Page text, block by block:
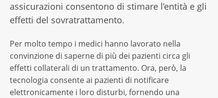
assicurazioni consentono di stimare l’entità e gli
effetti del sovratrattamento.
Per molto tempo i medici hanno lavorato nella
convinzione di saperne di più dei pazienti circa gli
effetti collaterali di un trattamento. Ora, però, la
tecnologia consente ai pazienti di notificare
elettronicamente i loro disturbi, fornendo una